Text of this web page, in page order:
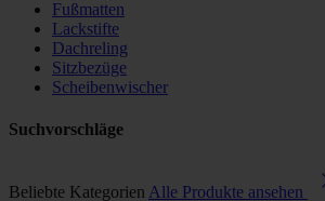
Fußmatten
Lackstifte
Dachreling
Sitzbezüge
Scheibenwischer
Suchvorschläge
Beliebte Kategorien Alle Produkte ansehen